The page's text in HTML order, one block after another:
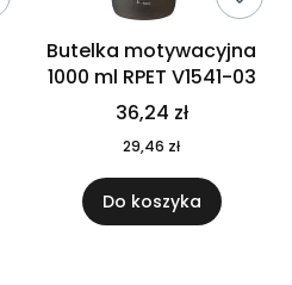
Butelka motywacyjna
1000 ml RPET V1541-03
36,24 zł
29,46 zł
Do koszyka